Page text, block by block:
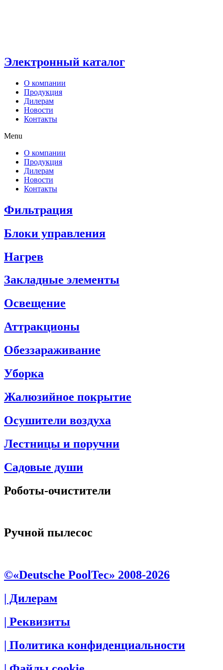
Электронный каталог
О компании
Продукция
Дилерам
Новости
Контакты
Menu
О компании
Продукция
Дилерам
Новости
Контакты
Фильтрация
Блоки управления
Нагрев
Закладные элементы
Освещение
Аттракционы
Обеззараживание
Уборка
Жалюзийное покрытие
Осушители воздуха
Лестницы и поручни
Садовые души
Роботы-очистители
Ручной пылесос
©«Deutsche PoolTec» 2008-2026
| Дилерам
| Реквизиты
| Политика конфиденциальности